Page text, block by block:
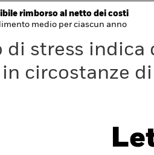
rimborso al netto dei costi
medio per ciascun anno
di stress
circostanze